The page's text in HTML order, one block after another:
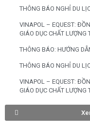
THÔNG BÁO NGHỈ DU
VINAPOL – EQUEST:
GIÁO DỤC CHẤT
THÔNG BÁO: HƯỚNG
THÔNG BÁO NGHỈ DU
VINAPOL – EQUEST:
GIÁO DỤC CHẤT